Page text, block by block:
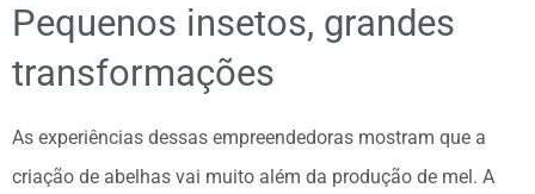
Pequenos insetos, grandes
transformações
As experiências dessas empreendedoras mostram que a
criação de abelhas vai muito além da produção de mel. A